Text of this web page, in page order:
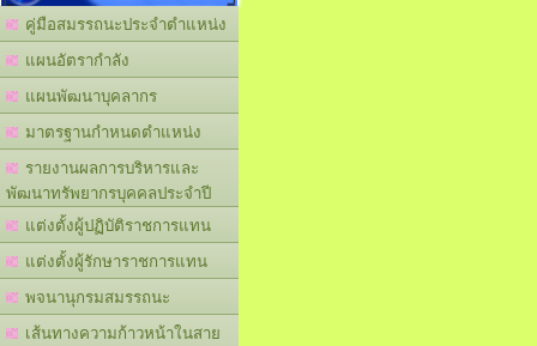
คู่มือสมรรถนะประจำตำแหน่ง
แผนอัตรากำลัง
แผนพัฒนาบุคลากร
มาตรฐานกำหนดตำแหน่ง
รายงานผลการบริหารและ
พัฒนาทรัพยากรบุคคลประจำปี
แต่งตั้งผู้ปฏิบัติราชการแทน
แต่งตั้งผู้รักษาราชการแทน
พจนานุกรมสมรรถนะ
เส้นทางความก้าวหน้าในสาย